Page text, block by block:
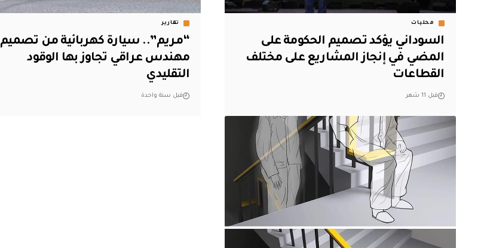
محليات
السوداني يؤكد تصميم الحكومة على
المضي في إنجاز المشاريع على مختلف
القطاعات
قبل 11 شهر
تقارير
“مريم”.. سيارة كهربائية من تصميم
مهندس عراقي تجاوز بها الوقود
التقليدي
قبل سنة واحدة